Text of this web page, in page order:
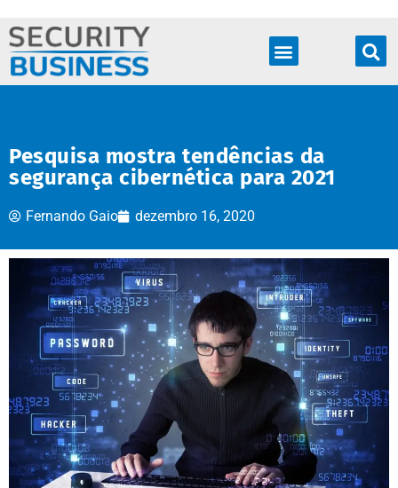
Pesquisa mostra tendências da
segurança cibernética para 2021
Fernando Gaio dezembro 16, 2020